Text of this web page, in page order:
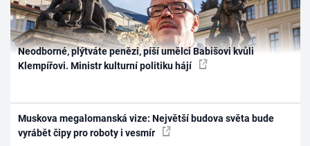
Neodborné, plýtváte penězi, píší umělci Babišovi kvůli
Klempířovi. Ministr kulturní politiku hájí
Muskova megalomanská vize: Největší budova světa bude
vyrábět čipy pro roboty i vesmír